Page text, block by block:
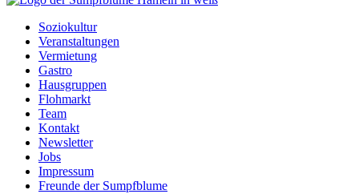
Soziokultur
Veranstaltungen
Vermietung
Gastro
Hausgruppen
Flohmarkt
Team
Kontakt
Newsletter
Jobs
Impressum
Freunde der Sumpfblume